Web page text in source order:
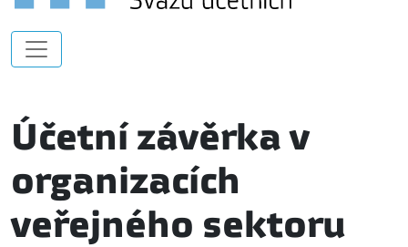
Účetní závěrka v
organizacích
veřejného sektoru